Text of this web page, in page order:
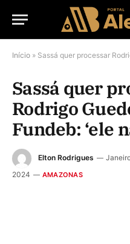
Início » Sassá quer processar Rodrigo
Sassá quer
Rodrigo
Fundeb: ‘ele
Elton Rodrigues
2024
AMAZONAS